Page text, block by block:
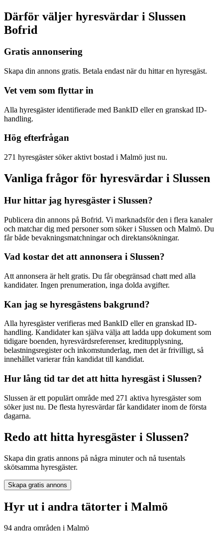
Därför väljer hyresvärdar i Slussen
Bofrid
Gratis annonsering
Skapa din annons gratis. Betala endast när du hittar en hyresgäst.
Vet vem som flyttar in
Alla hyresgäster identifierade med BankID eller en granskad ID-
handling.
Hög efterfrågan
271 hyresgäster söker aktivt bostad i Malmö just nu.
Vanliga frågor för hyresvärdar i Slussen
Hur hittar jag hyresgäster i Slussen?
Publicera din annons på Bofrid. Vi marknadsför den i flera kanaler
och matchar dig med personer som söker i Slussen och Malmö. Du
får både bevakningsmatchningar och direktansökningar.
Vad kostar det att annonsera i Slussen?
Att annonsera är helt gratis. Du får obegränsad chatt med alla
kandidater. Ingen prenumeration, inga dolda avgifter.
Kan jag se hyresgästens bakgrund?
Alla hyresgäster verifieras med BankID eller en granskad ID-
handling. Kandidater kan själva välja att ladda upp dokument som
tidigare boenden, hyresvärdsreferenser, kreditupplysning,
belastningsregister och inkomstunderlag, men det är frivilligt, så
innehållet varierar från kandidat till kandidat.
Hur lång tid tar det att hitta hyresgäst i Slussen?
Slussen är ett populärt område med 271 aktiva hyresgäster som
söker just nu. De flesta hyresvärdar får kandidater inom de första
dagarna.
Redo att hitta hyresgäster i Slussen?
Skapa din gratis annons på några minuter och nå tusentals
skötsamma hyresgäster.
Skapa gratis annons
Hyr ut i andra tätorter i Malmö
94 andra områden i Malmö